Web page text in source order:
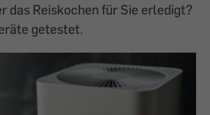
das Reiskochen für Sie erledigt?
getestet.